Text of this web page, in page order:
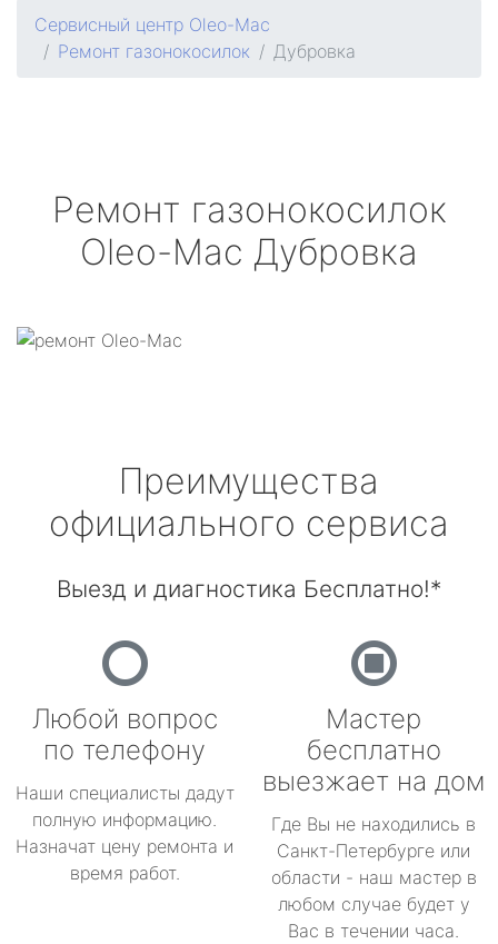
Сервисный центр Oleo-Mac
Ремонт газонокосилок
Дубровка
Ремонт газонокосилок
Oleo-Mac Дубровка
Преимущества
официального сервиса
Выезд и диагностика Бесплатно!*
Любой вопрос
по телефону
Наши специалисты дадут
полную информацию.
Назначат цену ремонта и
время работ.
Мастер
бесплатно
выезжает на дом
Где Вы не находились в
Санкт-Петербурге или
области - наш мастер в
любом случае будет у
Вас в течении часа.